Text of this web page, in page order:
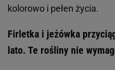
kolorowo i pełen życia.
Firletka i jeżówka
lato. Te rośliny nie